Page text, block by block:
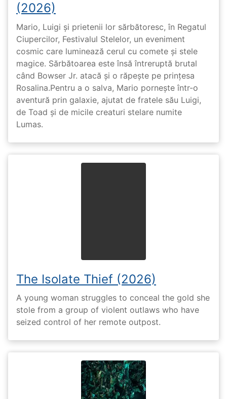
(2026)
Mario, Luigi și prietenii lor sărbătoresc, în Regatul
Ciupercilor, Festivalul Stelelor, un eveniment
cosmic care luminează cerul cu comete și stele
magice. Sărbătoarea este însă întreruptă brutal
când Bowser Jr. atacă și o răpește pe prinţesa
Rosalina.Pentru a o salva, Mario pornește într-o
aventură prin galaxie, ajutat de fratele său Luigi,
de Toad și de micile creaturi stelare numite
Lumas.
The Isolate Thief (2026)
A young woman struggles to conceal the gold she
stole from a group of violent outlaws who have
seized control of her remote outpost.